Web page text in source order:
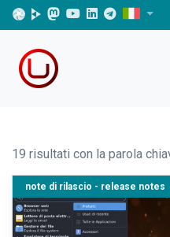
19 risultati con la parola
note di rilascio - release notes